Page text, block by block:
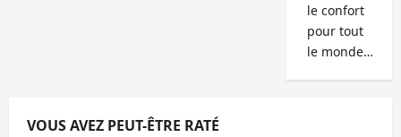
le confort
pour tout
le monde…
VOUS AVEZ PEUT-ÊTRE RATÉ